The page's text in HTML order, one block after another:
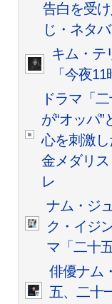
告白を受
じ・ネタ
キム・テ
「今夜
ドラマ「
が“オッパ
心を刺激
金メダリ
レ
ナム・ジ
ク・イジ
マ「二十
俳優ナム
五、二十